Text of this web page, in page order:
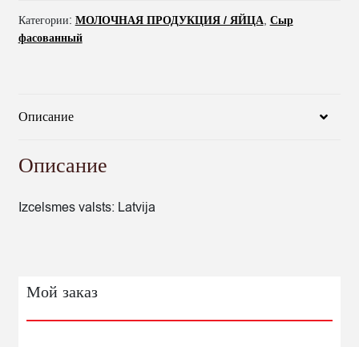
Категории: МОЛОЧНАЯ ПРОДУКЦИЯ / ЯЙЦА, Сыр
фасованный
Описание
Описание
Izcelsmes valsts: Latvija
Мой заказ